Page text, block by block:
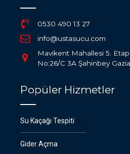
0530 490 13 27
info@ustasucu.com
Mavikent Mahallesi 5. Etap
No:26/C 3A Şahinbey
Popüler Hizmetler
Su Kaçağı Tespiti
Gider Açma